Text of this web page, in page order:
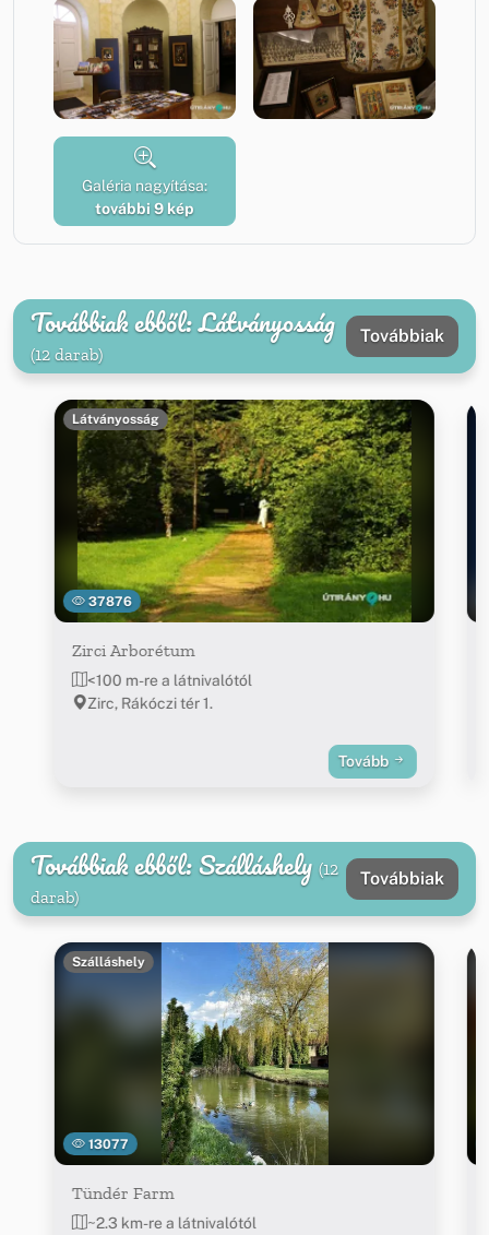
Galéria nagyítása:
további 9 kép
Továbbiak ebből: Látványosság
(12 darab)
Továbbiak
37876
Látványosság
Zirci Arborétum
<100 m-re a látnivalótól
Zirc, Rákóczi tér 1.
Tovább
Továbbiak ebből: Szálláshely (12
darab)
Továbbiak
13077
Szálláshely
Tündér Farm
~2.3 km-re a látnivalótól